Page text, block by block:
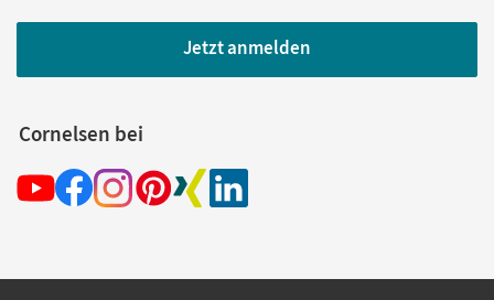
Jetzt anmelden
Cornelsen bei